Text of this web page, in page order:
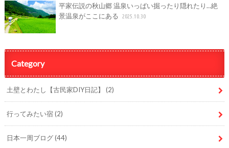
平家伝説の秋山郷 温泉いっぱい掘ったり隠れたり…絶
景温泉がここにある
2025.10.30
Category
土壁とわたし【古民家DIY日記】 (2)
行ってみたい宿(2)
日本一周ブログ(44)